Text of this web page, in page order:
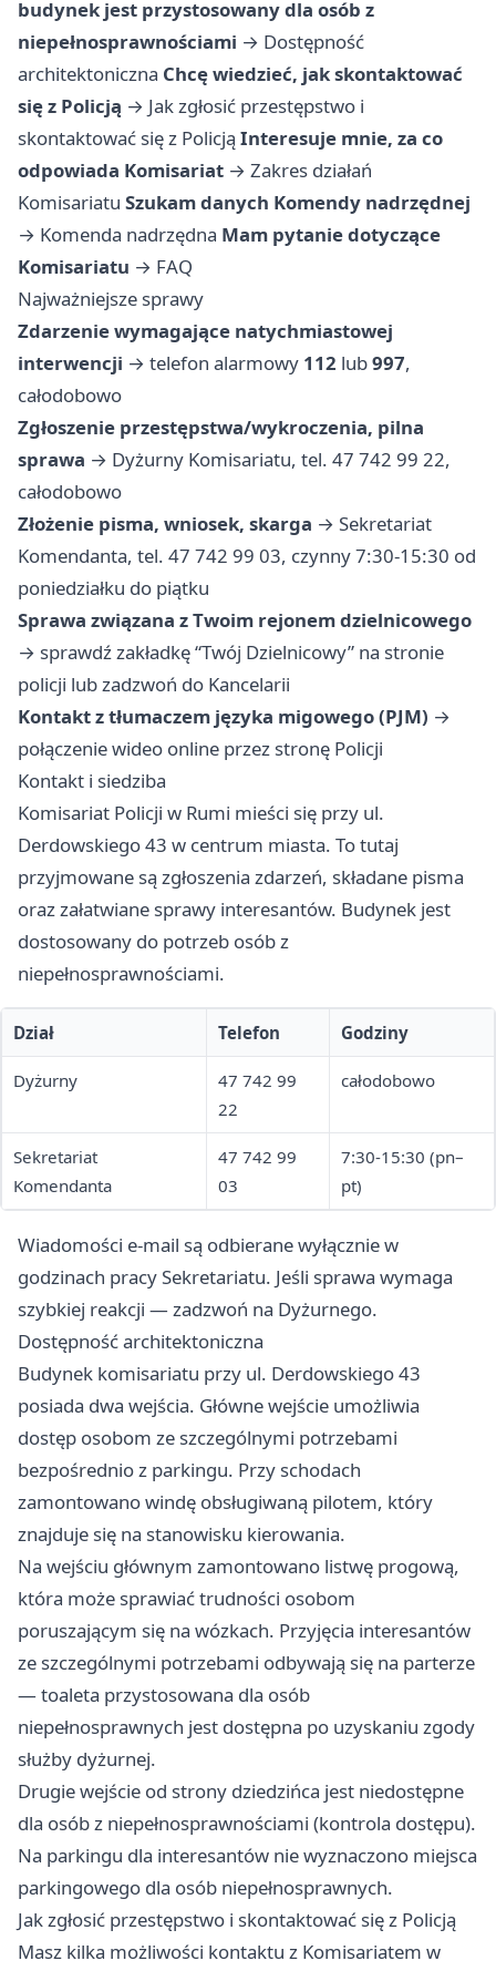
budynek jest przystosowany dla osób z
niepełnosprawnościami → Dostępność
architektoniczna Chcę wiedzieć, jak skontaktować
się z Policją → Jak zgłosić przestępstwo i
skontaktować się z Policją Interesuje mnie, za co
odpowiada Komisariat → Zakres działań
Komisariatu Szukam danych Komendy nadrzędnej
→ Komenda nadrzędna Mam pytanie dotyczące
Komisariatu → FAQ
Najważniejsze sprawy
Zdarzenie wymagające natychmiastowej
interwencji → telefon alarmowy 112 lub997,
całodobowo
Zgłoszenie przestępstwa/wykroczenia, pilna
sprawa → Dyżurny Komisariatu, tel. 47 742 99 22,
całodobowo
Złożenie pisma, wniosek, skarga → Sekretariat
Komendanta, tel. 47 742 99 03, czynny 7:30-15:30 od
poniedziałku do piątku
Sprawa związana z Twoim rejonem dzielnicowego
→ sprawdź zakładkę “Twój Dzielnicowy” na stronie
policji lub zadzwoń do Kancelarii
Kontakt z tłumaczem języka migowego (PJM) →
połączenie wideo online przez stronę Policji
Kontakt i siedziba
Komisariat Policji w Rumi mieści się przy ul.
Derdowskiego 43 w centrum miasta. To tutaj
przyjmowane są zgłoszenia zdarzeń, składane pisma
oraz załatwiane sprawy interesantów. Budynek jest
dostosowany do potrzeb osób z
niepełnosprawnościami.
Dział Telefon Godziny
Dyżurny
47 742 99
22
całodobowo
Sekretariat
Komendanta
47 742 99
03
7:30-15:30 (pn–
pt)
Wiadomości e-mail są odbierane wyłącznie w
godzinach pracy Sekretariatu. Jeśli sprawa wymaga
szybkiej reakcji — zadzwoń na Dyżurnego.
Dostępność architektoniczna
Budynek komisariatu przy ul. Derdowskiego 43
posiada dwa wejścia. Główne wejście umożliwia
dostęp osobom ze szczególnymi potrzebami
bezpośrednio z parkingu. Przy schodach
zamontowano windę obsługiwaną pilotem, który
znajduje się na stanowisku kierowania.
Na wejściu głównym zamontowano listwę progową,
która może sprawiać trudności osobom
poruszającym się na wózkach. Przyjęcia interesantów
ze szczególnymi potrzebami odbywają się na parterze
— toaleta przystosowana dla osób
niepełnosprawnych jest dostępna po uzyskaniu zgody
służby dyżurnej.
Drugie wejście od strony dziedzińca jest niedostępne
dla osób z niepełnosprawnościami (kontrola dostępu).
Na parkingu dla interesantów nie wyznaczono miejsca
parkingowego dla osób niepełnosprawnych.
Jak zgłosić przestępstwo i skontaktować się z Policją
Masz kilka możliwości kontaktu z Komisariatem w